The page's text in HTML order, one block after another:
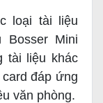
loại tài liệu
Mini
tài liệu khác
đáp ứng
văn phòng.